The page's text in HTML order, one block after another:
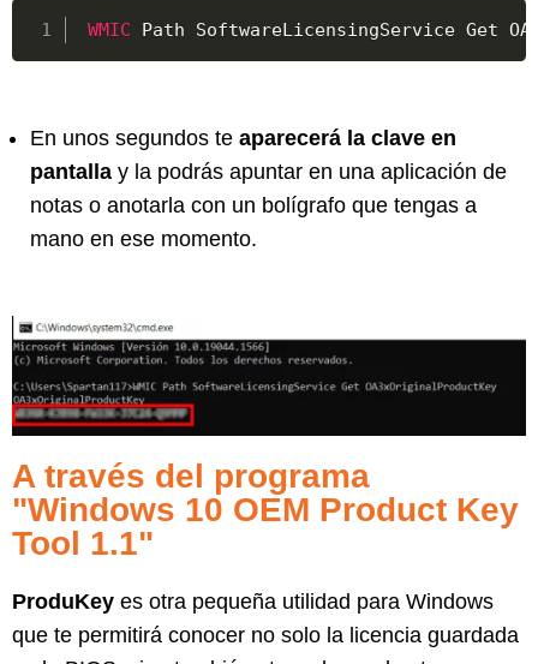
WMIC Path SoftwareLicensingService Get
En unos segundos te aparecerá la clave en
pantalla y la podrás apuntar en una aplicación de
notas o anotarla con un bolígrafo que tengas a
mano en ese momento.
A través del programa
"Windows 10 OEM Product Key
Tool 1.1"
ProduKey es otra pequeña utilidad para Windows
que te permitirá conocer no solo la licencia guardada